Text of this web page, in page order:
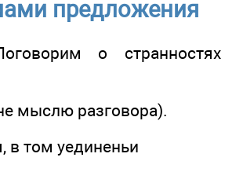
предложения
о странностях
мыслю разговора).
в том уединеньи